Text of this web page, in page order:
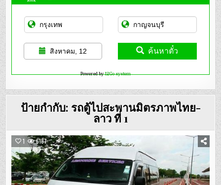
สิงหาคม, 12 ค้นหาตั๋ว
Powered by12Go system
ป้ายกำกับ: รถตู้ไปสะพานมิตรภาพไทย-
ลาว ที่ 1
1 6187